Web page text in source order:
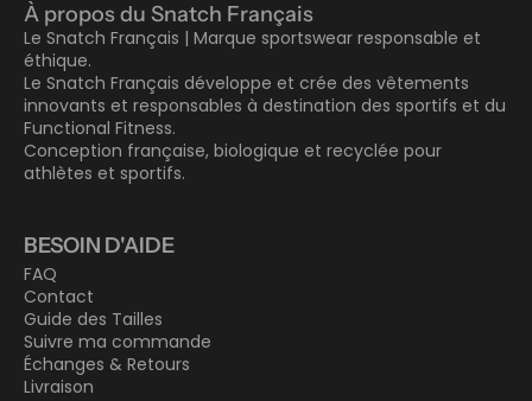
À propos du Snatch Français
Le Snatch Français | Marque sportswear responsable et
éthique.
Le Snatch Français développe et crée des vêtements
innovants et responsables à destination des sportifs et du
Functional Fitness.
Conception française, biologique et recyclée pour
athlètes et sportifs.
BESOIN D'AIDE
FAQ
Contact
Guide des Tailles
Suivre ma commande
Échanges & Retours
Livraison